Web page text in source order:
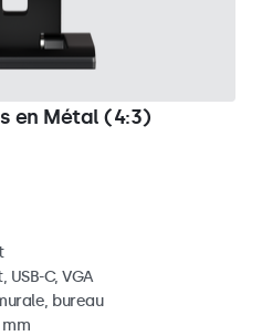
en Métal (4:3)
USB-C, VGA
bureau
mm